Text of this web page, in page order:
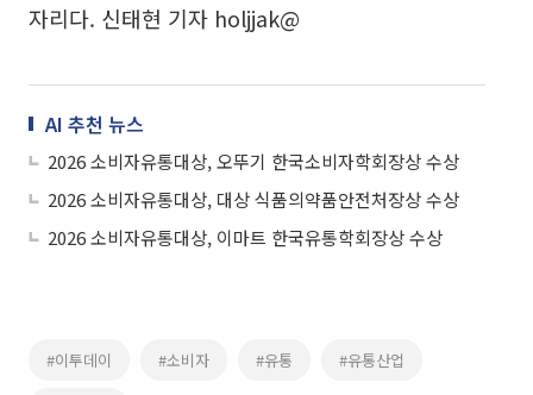
자리다. 신태현 기자 holjjak@
AI 추천 뉴스
2026 소비자유통대상, 오뚜기 한국소비자학회장상 수상
2026 소비자유통대상, 대상 식품의약품안전처장상 수상
2026 소비자유통대상, 이마트 한국유통학회장상 수상
#이투데이 #소비자 #유통 #유통산업